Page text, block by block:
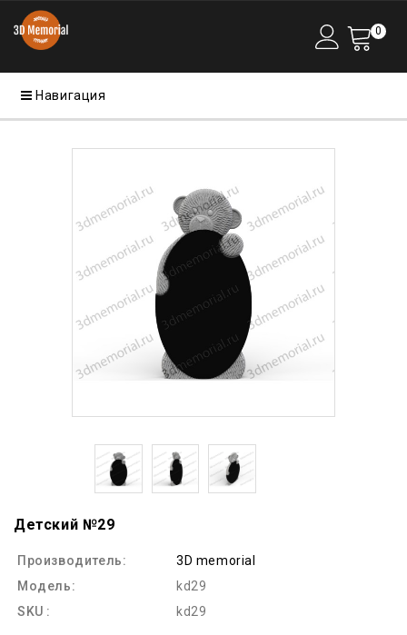
0
Навигация
Детский №29
Производитель:
3D memorial
Модель:
kd29
SKU :
kd29